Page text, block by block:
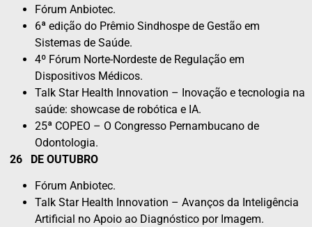
Fórum Anbiotec.
6ª edição do Prêmio Sindhospe de Gestão em
Sistemas de Saúde.
4º Fórum Norte-Nordeste de Regulação em
Dispositivos Médicos.
Talk Star Health Innovation – Inovação e tecnologia na
saúde: showcase de robótica e IA.
25ª COPEO – O Congresso Pernambucano de
Odontologia.
26 DE OUTUBRO
Fórum Anbiotec.
Talk Star Health Innovation – Avanços da Inteligência
Artificial no Apoio ao Diagnóstico por Imagem.